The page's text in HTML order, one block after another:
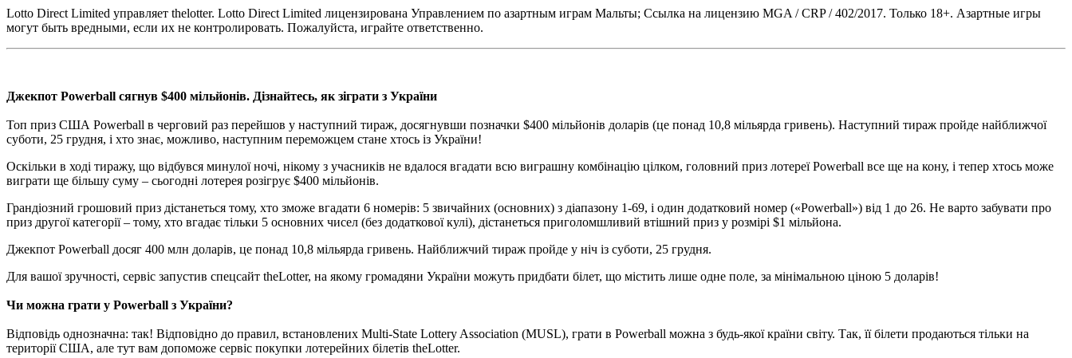
Lotto Direct Limited управляет thelotter. Lotto Direct Limited лицензирована Управлением по азартным играм Мальты; Ссылка на лицензию MGA / CRP / 402/2017. Только 18+. Азартные игры
могут быть вредными, если их не контролировать. Пожалуйста, играйте ответственно.
Джекпот Powerball сягнув $400 мільйонів. Дізнайтесь, як зіграти з України
Топ приз США Powerball в черговий раз перейшов у наступний тираж, досягнувши позначки $400 мільйонів доларів (це понад 10,8 мільярда гривень). Наступний тираж пройде найближчої
суботи, 25 грудня, і хто знає, можливо, наступним переможцем стане хтось із України!
Оскільки в ході тиражу, що відбувся минулої ночі, нікому з учасників не вдалося вгадати всю виграшну комбінацію цілком, головний приз лотереї Powerball все ще на кону, і тепер хтось може
виграти ще більшу суму – сьогодні лотерея розігрує $400 мільйонів.
Грандіозний грошовий приз дістанеться тому, хто зможе вгадати 6 номерів: 5 звичайних (основних) з діапазону 1-69, і один додатковий номер («Powerball») від 1 до 26. Не варто забувати про
приз другої категорії – тому, хто вгадає тільки 5 основних чисел (без додаткової кулі), дістанеться приголомшливий втішний приз у розмірі $1 мільйона.
Джекпот Powerball досяг 400 млн доларів, це понад 10,8 мільярда гривень. Найближчий тираж пройде у ніч із суботи, 25 грудня.
Для вашої зручності, сервіс запустив спецсайт theLotter, на якому громадяни України можуть придбати білет, що містить лише одне поле, за мінімальною ціною 5 доларів!
Чи можна грати у Powerball з України?
Відповідь однозначна: так! Відповідно до правил, встановлених Multi-State Lottery Association (MUSL), грати в Powerball можна з будь-якої країни світу. Так, її білети продаються тільки на
території США, але тут вам допоможе сервіс покупки лотерейних білетів theLotter.